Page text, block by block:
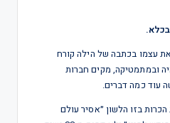
עצמו בכתבה של הילה קורח
בכימיה ובמתמטיקה, מקים חברות
עוד כמה דברים.
בזו הלשון ״אסיר עולם